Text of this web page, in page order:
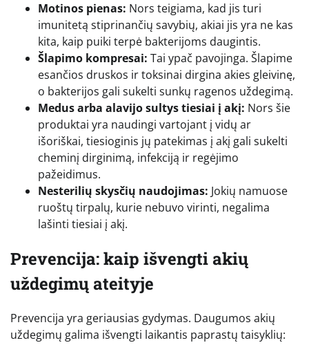
Motinos pienas: Nors teigiama, kad jis turi
imunitetą stiprinančių savybių, akiai jis yra ne kas
kita, kaip puiki terpė bakterijoms daugintis.
Šlapimo kompresai: Tai ypač pavojinga. Šlapime
esančios druskos ir toksinai dirgina akies gleivinę,
o bakterijos gali sukelti sunkų ragenos uždegimą.
Medus arba alavijo sultys tiesiai į akį: Nors šie
produktai yra naudingi vartojant į vidų ar
išoriškai, tiesioginis jų patekimas į akį gali sukelti
cheminį dirginimą, infekciją ir regėjimo
pažeidimus.
Nesterilių skysčių naudojimas: Jokių namuose
ruoštų tirpalų, kurie nebuvo virinti, negalima
lašinti tiesiai į akį.
Prevencija: kaip išvengti akių
uždegimų ateityje
Prevencija yra geriausias gydymas. Daugumos akių
uždegimų galima išvengti laikantis paprastų taisyklių: